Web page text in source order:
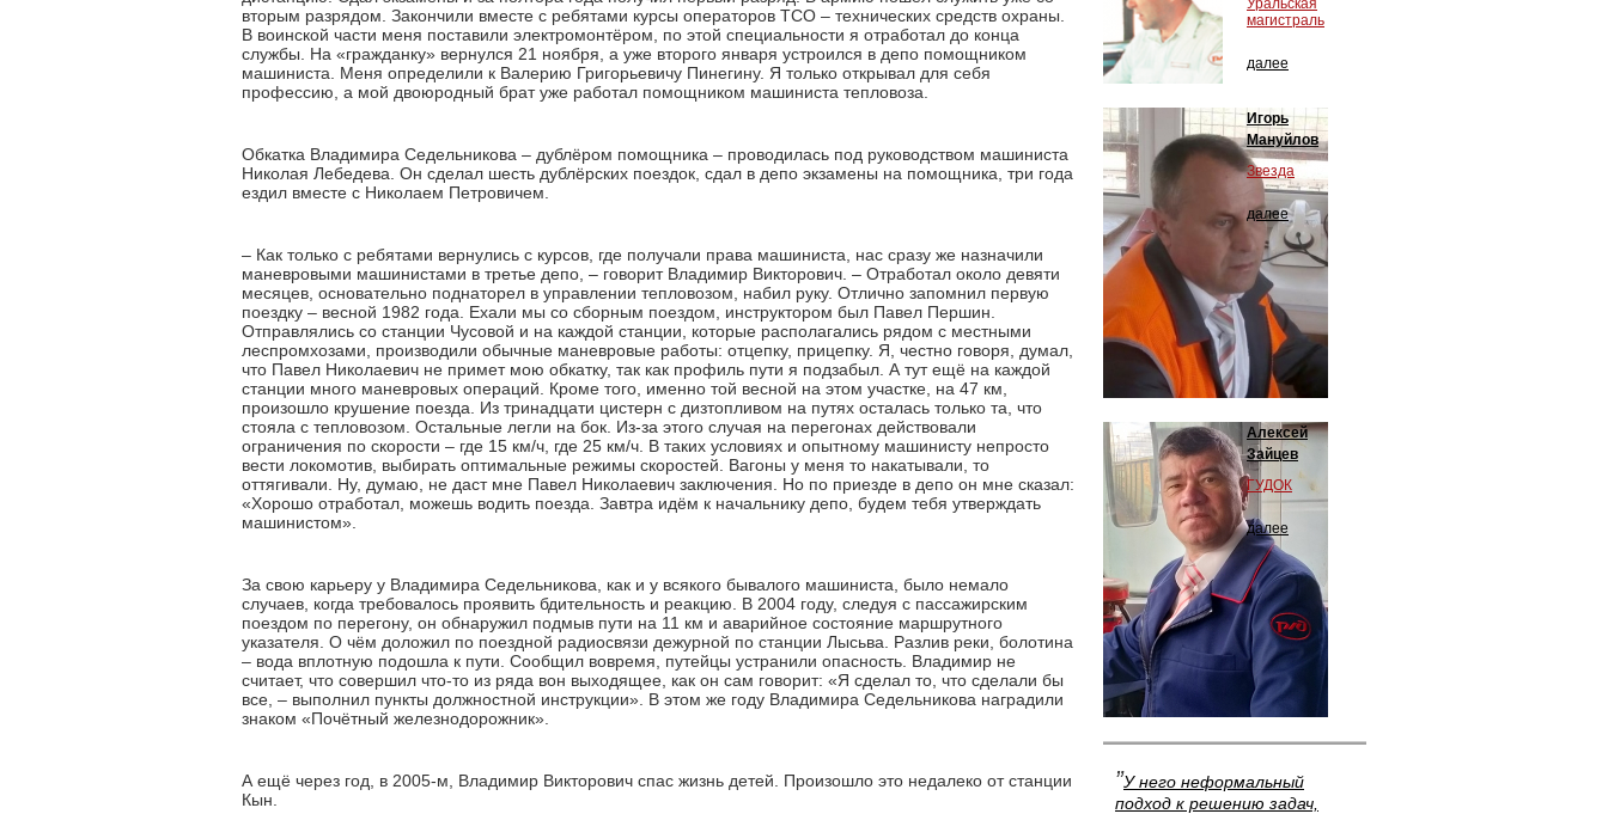
вторым разрядом. Закончили вместе с ребятами курсы операторов ТСО – технических средств охраны.
В воинской части меня поставили электромонтёром, по этой специальности я отработал до конца
службы. На «гражданку» вернулся 21 ноября, а уже второго января устроился в депо помощником
машиниста. Меня определили к Валерию Григорьевичу Пинегину. Я только открывал для себя
профессию, а мой двоюродный брат уже работал помощником машиниста тепловоза.
Обкатка Владимира Седельникова – дублёром помощника – проводилась под руководством машиниста
Николая Лебедева. Он сделал шесть дублёрских поездок, сдал в депо экзамены на помощника, три года
ездил вместе с Николаем Петровичем.
– Как только с ребятами вернулись с курсов, где получали права машиниста, нас сразу же назначили
маневровыми машинистами в третье депо, – говорит Владимир Викторович. – Отработал около девяти
месяцев, основательно поднаторел в управлении тепловозом, набил руку. Отлично запомнил первую
поездку – весной 1982 года. Ехали мы со сборным поездом, инструктором был Павел Першин.
Отправлялись со станции Чусовой и на каждой станции, которые располагались рядом с местными
леспромхозами, производили обычные маневровые работы: отцепку, прицепку. Я, честно говоря, думал,
что Павел Николаевич не примет мою обкатку, так как профиль пути я подзабыл. А тут ещё на каждой
станции много маневровых операций. Кроме того, именно той весной на этом участке, на 47 км,
произошло крушение поезда. Из тринадцати цистерн с дизтопливом на путях осталась только та, что
стояла с тепловозом. Остальные легли на бок. Из-за этого случая на перегонах действовали
ограничения по скорости – где 15 км/ч, где 25 км/ч. В таких условиях и опытному машинисту непросто
вести локомотив, выбирать оптимальные режимы скоростей. Вагоны у меня то накатывали, то
оттягивали. Ну, думаю, не даст мне Павел Николаевич заключения. Но по приезде в депо он мне сказал:
«Хорошо отработал, можешь водить поезда. Завтра идём к начальнику депо, будем тебя утверждать
машинистом».
За свою карьеру у Владимира Седельникова, как и у всякого бывалого машиниста, было немало
случаев, когда требовалось проявить бдительность и реакцию. В 2004 году, следуя с пассажирским
поездом по перегону, он обнаружил подмыв пути на 11 км и аварийное состояние маршрутного
указателя. О чём доложил по поездной радиосвязи дежурной по станции Лысьва. Разлив реки, болотина
– вода вплотную подошла к пути. Сообщил вовремя, путейцы устранили опасность. Владимир не
считает, что совершил что-то из ряда вон выходящее, как он сам говорит: «Я сделал то, что сделали бы
все, – выполнил пункты должностной инструкции». В этом же году Владимира Седельникова наградили
знаком «Почётный железнодорожник».
А ещё через год, в 2005-м, Владимир Викторович спас жизнь детей. Произошло это недалеко от станции
Кын.
Уральская
магистраль
далее
Игорь
Мануйлов
Звезда
далее
Алексей
Зайцев
ГУДОК
далее
”У него неформальный
подход к решению задач,